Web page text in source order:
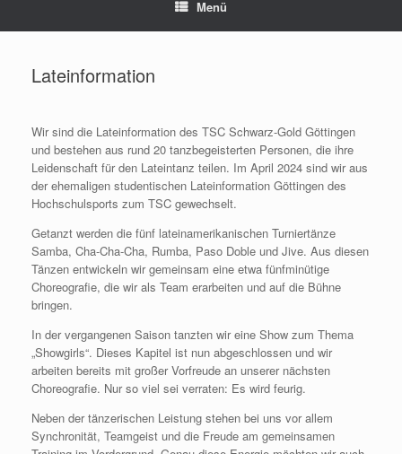
Menü
Lateinformation
Wir sind die Lateinformation des TSC Schwarz-Gold Göttingen
und bestehen aus rund 20 tanzbegeisterten Personen, die ihre
Leidenschaft für den Lateintanz teilen. Im April 2024 sind wir aus
der ehemaligen studentischen Lateinformation Göttingen des
Hochschulsports zum TSC gewechselt.
Getanzt werden die fünf lateinamerikanischen Turniertänze
Samba, Cha-Cha-Cha, Rumba, Paso Doble und Jive. Aus diesen
Tänzen entwickeln wir gemeinsam eine etwa fünfminütige
Choreografie, die wir als Team erarbeiten und auf die Bühne
bringen.
In der vergangenen Saison tanzten wir eine Show zum Thema
„Showgirls“. Dieses Kapitel ist nun abgeschlossen und wir
arbeiten bereits mit großer Vorfreude an unserer nächsten
Choreografie. Nur so viel sei verraten: Es wird feurig.
Neben der tänzerischen Leistung stehen bei uns vor allem
Synchronität, Teamgeist und die Freude am gemeinsamen